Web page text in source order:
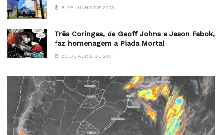
8 DE JUNHO DE 2023
Três Coringas, de Geoff Johns e Jason Fabok,
faz homenagem a Piada Mortal
20 DE ABRIL DE 2021